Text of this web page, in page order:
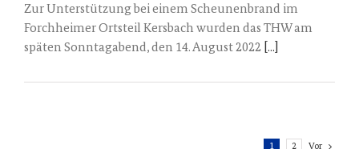
Zur Unterstützung bei einem Scheunenbrand im
Forchheimer Ortsteil Kersbach wurden das THW am
späten Sonntagabend, den 14. August 2022 [...]
1 2 Vor